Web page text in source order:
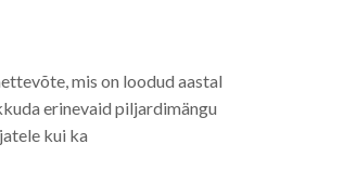
mis on loodud aastal
erinevaid piljardimängu
kui ka